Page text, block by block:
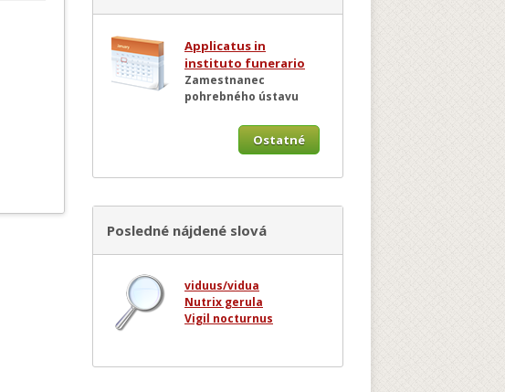
Applicatus in
instituto funerario
Zamestnanec
pohrebného ústavu
Ostatné
Posledné nájdené slová
viduus/vidua
Nutrix gerula
Vigil nocturnus